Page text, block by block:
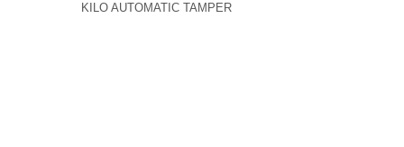
KILO AUTOMATIC TAMPER